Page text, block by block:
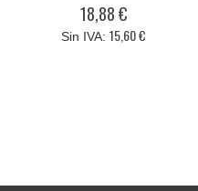
18,88 €
15,60 €